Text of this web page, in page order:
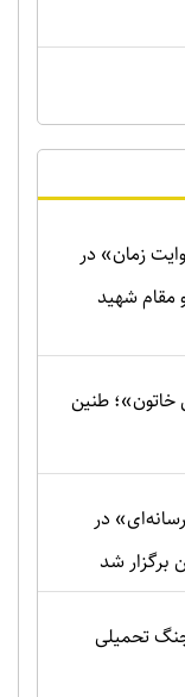
زمان» در
مقام شهید
طنین
در
برگزار شد
جنگ تحمیلی